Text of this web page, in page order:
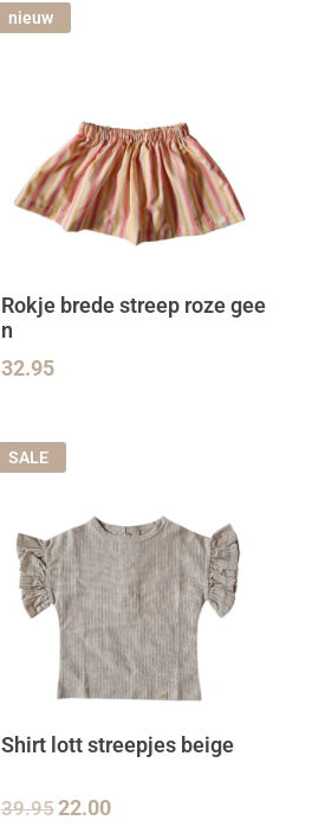
nieuw
Rokje brede streep roze gee
n
32.95
SALE
Shirt lott streepjes beige
39.9522.00